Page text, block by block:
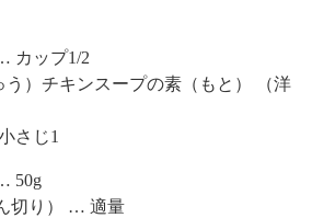
カップ1/2
）チキンスープの素（もと） （洋
さじ1
50g
切り） … 適量